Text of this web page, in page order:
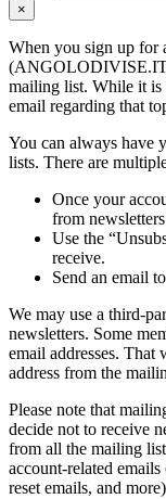
×
When you sign up for
(ANGOLODIVISE.IT)
mailing list. While it is
email regarding that
You can always have
lists. There are
Once your
from
Use the
receive.
Send an email
We may use a third-
newsletters. Some
email addresses. That
address from the
Please note that
decide not to receive
from all the mailing
account-related
reset emails, and